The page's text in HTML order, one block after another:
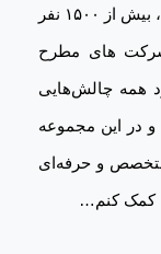
در ۱۴ سالی که از فعالیت سون لرن گذشته، بیش از ۱۵۰۰ نفر
شرکت های مطرح
همه چالش‌هایی
در این مجموعه
و حرفه‌ای